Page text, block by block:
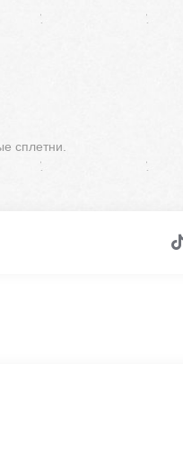
сплетни.